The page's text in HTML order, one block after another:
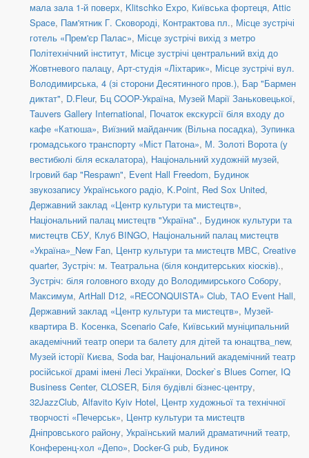
мала зала 1-й поверх, Klitschko Expo, Київська фортеця, Attic
Space, Пам'ятник Г. Сковороді, Контрактова пл., Місце зустрічі
готель «Прем'єр Палас», Місце зустрічі вихід з метро
Політехнічний інститут, Місце зустрічі центральний вхід до
Жовтневого палацу, Арт-студія «Ліхтарик», Місце зустрічі вул.
Володимирська, 4 (зі сторони Десятинного пров.), Бар "Бармен
диктат", D.Fleur, Бц COOP-Україна, Музей Марії Заньковецької,
Tauvers Gallery International, Початок екскурсії біля входу до
кафе «Катюша», Виїзний майданчик (Вільна посадка), Зупинка
громадського транспорту «Міст Патона», М. Золоті Ворота (у
вестибюлі біля ескалатора), Національний художній музей,
Ігровий бар "Respawn", Event Hall Freedom, Будинок
звукозапису Українського радіо, K.Point, Red Sox United,
Державний заклад «Центр культури та мистецтв»,
Національний палац мистецтв "Україна"., Будинок культури та
мистецтв СБУ, Клуб BINGO, Національний палац мистецтв
«Україна»_New Fan, Центр культури та мистецтв МВС, Creative
quarter, Зустріч: м. Театральна (біля кондитерських кіосків).,
Зустріч: біля головного входу до Володимирського Собору,
Максимум, ArtHall D12, «RECONQUISTA» Club, ТАО Event Hall,
Державний заклад «Центр культури та мистецтв», Музей-
квартира В. Косенка, Scenario Cafe, Київський муніципальний
академічний театр опери та балету для дітей та юнацтва_new,
Музей історії Києва, Soda bar, Національний академічний театр
російської драмі імені Лесі Українки, Docker`s Blues Corner, IQ
Business Center, CLOSER, Біля будівлі бізнес-центру,
32JazzClub, Alfavito Kyiv Hotel, Центр художньої та технічної
творчості «Печерськ», Центр культури та мистецтв
Дніпровського району, Український малий драматичний театр,
Конференц-хол «Депо», Docker-G pub, Будинок